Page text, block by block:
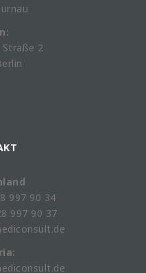
2
997 90 34
997 90 37